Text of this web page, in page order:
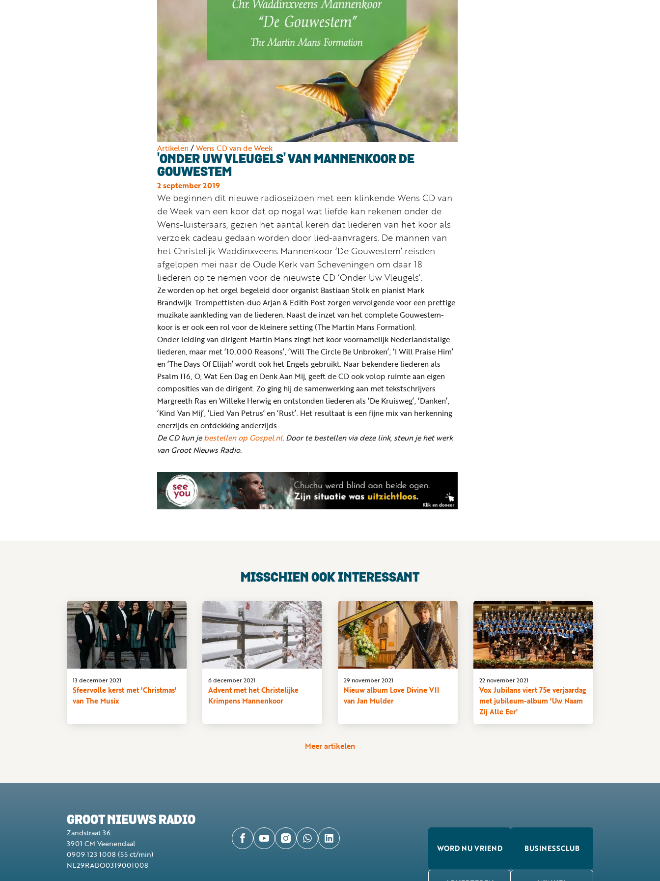
Artikelen/Wens CD van de Week
'ONDER UW VLEUGELS' VAN MANNENKOOR DE
GOUWESTEM
2 september 2019
We beginnen dit nieuwe radioseizoen met een klinkende Wens CD van
de Week van een koor dat op nogal wat liefde kan rekenen onder de
Wens-luisteraars, gezien het aantal keren dat liederen van het koor als
verzoek cadeau gedaan worden door lied-aanvragers. De mannen van
het Christelijk Waddinxveens Mannenkoor ‘De Gouwestem’ reisden
afgelopen mei naar de Oude Kerk van Scheveningen om daar 18
liederen op te nemen voor de nieuwste CD ‘Onder Uw Vleugels’.
Ze worden op het orgel begeleid door organist Bastiaan Stolk en pianist Mark
Brandwijk. Trompettisten-duo Arjan & Edith Post zorgen vervolgende voor een prettige
muzikale aankleding van de liederen. Naast de inzet van het complete Gouwestem-
koor is er ook een rol voor de kleinere setting (The Martin Mans Formation).
Onder leiding van dirigent Martin Mans zingt het koor voornamelijk Nederlandstalige
liederen, maar met ‘10.000 Reasons’, ‘Will The Circle Be Unbroken’, ‘I Will Praise Him’
en ‘The Days Of Elijah’ wordt ook het Engels gebruikt. Naar bekendere liederen als
Psalm 116, O, Wat Een Dag en Denk Aan Mij, geeft de CD ook volop ruimte aan eigen
composities van de dirigent. Zo ging hij de samenwerking aan met tekstschrijvers
Margreeth Ras en Willeke Herwig en ontstonden liederen als ‘De Kruisweg’, ‘Danken’,
‘Kind Van Mij’, ‘Lied Van Petrus’ en ‘Rust’. Het resultaat is een fijne mix van herkenning
enerzijds en ontdekking anderzijds.
De CD kun jebestellen op Gospel.nl. Door te bestellen via deze link, steun je het werk
van Groot Nieuws Radio.
MISSCHIEN OOK INTERESSANT
Sfeervolle kerst met 'Christmas'
van The Musix
13 december 2021
Advent met het Christelijke
Krimpens Mannenkoor
6 december 2021
Nieuw album Love Divine VII
van Jan Mulder
29 november 2021
Vox Jubilans viert 75e verjaardag
met jubileum-album 'Uw Naam
Zij Alle Eer'
22 november 2021
Meer artikelen
GROOT NIEUWS RADIO
Zandstraat 36
3901 CM Veenendaal
0909 123 1008 (55 ct/min)
NL29RABO0319001008
WORD NU VRIEND BUSINESSCLUB